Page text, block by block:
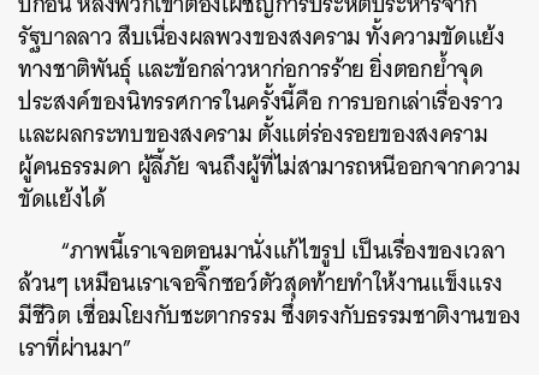
รัฐบาลลาว สืบเนื่องผลพวงของสงคราม ทั้งความขัดแย้ง
ทางชาติพันธุ์ และข้อกล่าวหาก่อการร้าย ยิ่งตอกย้ำจุด
ประสงค์ของนิทรรศการในครั้งนี้คือ การบอกเล่าเรื่องราว
และผลกระทบของสงคราม ตั้งแต่ร่องรอยของสงคราม
ผู้คนธรรมดา ผู้ลี้ภัย จนถึงผู้ที่ไม่สามารถหนีออกจากความ
ขัดแย้งได้
“ภาพนี้เราเจอตอนมานั่งแก้ไขรูป เป็นเรื่องของเวลา
ล้วนๆ เหมือนเราเจอจิ๊กซอว์ตัวสุดท้ายทำให้งานแข็งแรง
มีชีวิต เชื่อมโยงกับชะตากรรม ซึ่งตรงกับธรรมชาติงานของ
เราที่ผ่านมา”